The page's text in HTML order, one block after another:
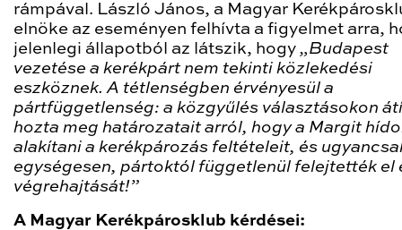
rámpával. László János, a Magyar
elnöke az eseményen felhívta a figyelmet arra,
jelenlegi állapotból az látszik, hogy „Budapest
vezetése a kerékpárt nem tekinti közlekedési
eszköznek. A tétlenségben érvényesül a
pártfüggetlenség: a közgyűlés választásokon
hozta meg határozatait arról, hogy a Margit
alakítani a kerékpározás feltételeit, és
egységesen, pártoktól függetlenül felejtették el
végrehajtását!”
A Magyar Kerékpárosklub kérdései: